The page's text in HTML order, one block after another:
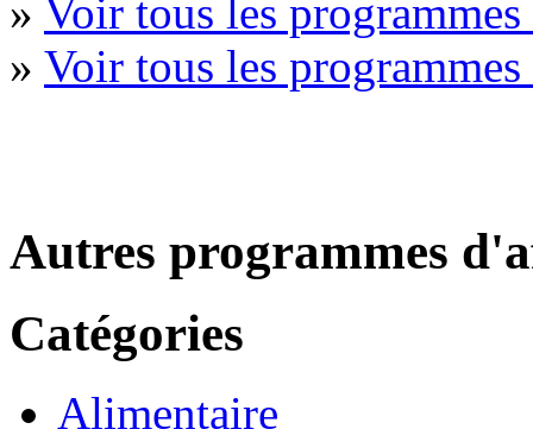
» Voir tous les
» Voir tous les
Autres programmes
Catégories
Alimentaire